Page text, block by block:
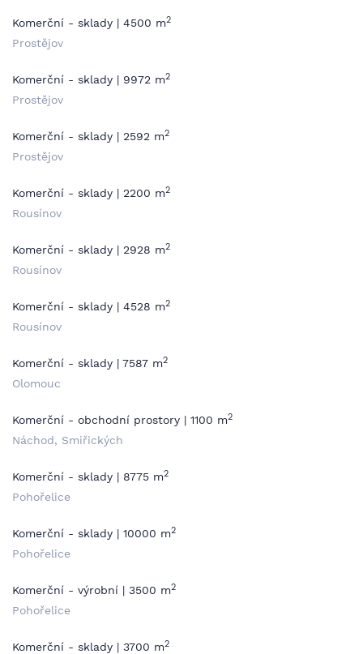
Komerční - sklady | 4500 m2
Prostějov
Komerční - sklady | 9972 m2
Prostějov
Komerční - sklady | 2592 m2
Prostějov
Komerční - sklady | 2200 m2
Rousínov
Komerční - sklady | 2928 m2
Rousínov
Komerční - sklady | 4528 m2
Rousínov
Komerční - sklady | 7587 m2
Olomouc
Komerční - obchodní prostory | 1100 m2
Náchod, Smiřických
Komerční - sklady | 8775 m2
Pohořelice
Komerční - sklady | 10000 m2
Pohořelice
Komerční - výrobní | 3500 m2
Pohořelice
Komerční - sklady | 3700 m2